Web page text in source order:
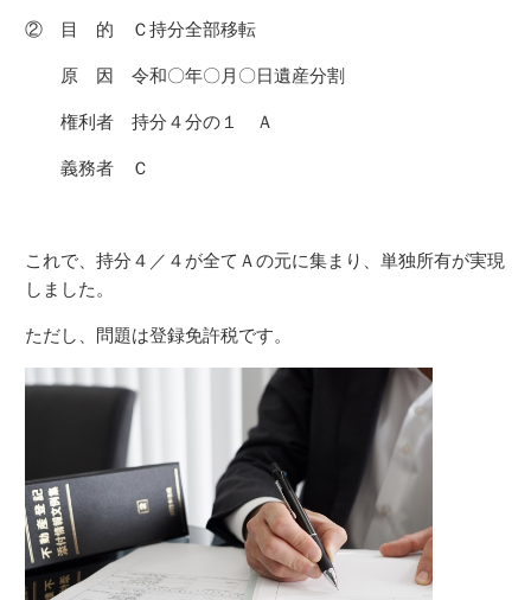
② 目 的 Ｃ持分全部移転
原 因 令和〇年〇月〇日遺産分割
権利者 持分４分の１ Ａ
義務者 Ｃ
これで、持分４／４が全てＡの元に集まり、単独所有が実現
しました。
ただし、問題は登録免許税です。